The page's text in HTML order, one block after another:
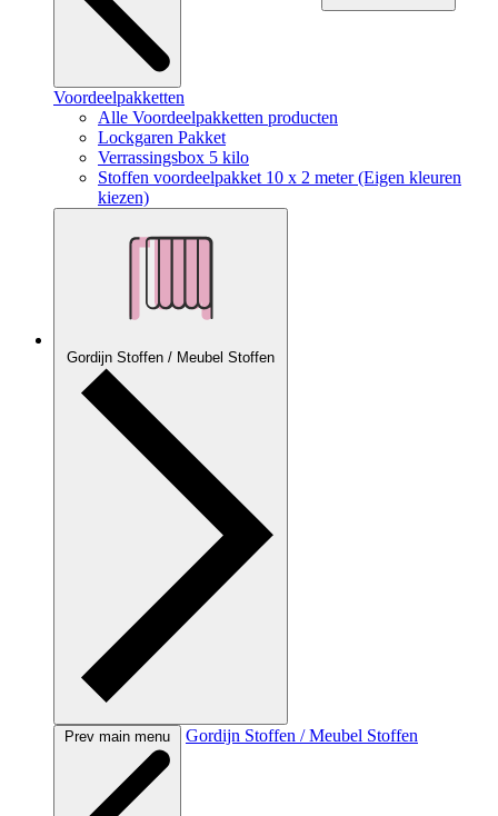
Voordeelpakketten
Alle Voordeelpakketten producten
Lockgaren Pakket
Verrassingsbox 5 kilo
Stoffen voordeelpakket 10 x 2 meter (Eigen kleuren
kiezen)
Gordijn Stoffen / Meubel Stoffen
Prev main menu Gordijn Stoffen / Meubel Stoffen